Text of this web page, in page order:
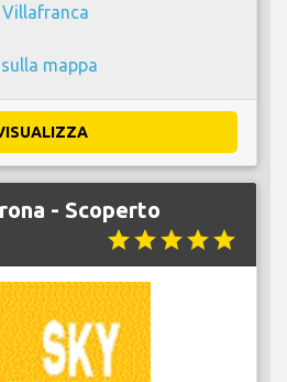
mappa
- Scoperto
starstarstarstarstar